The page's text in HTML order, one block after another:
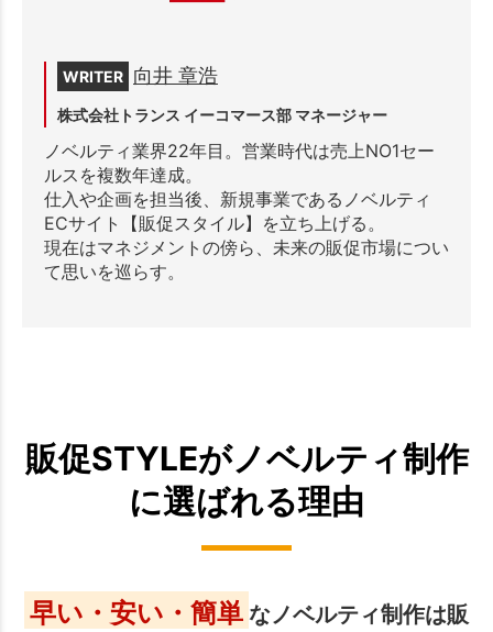
WRITER 向井 章浩
株式会社トランス イーコマース部 マネージャー
ノベルティ業界22年目。営業時代は売上NO1セー
ルスを複数年達成。
仕入や企画を担当後、新規事業であるノベルティ
ECサイト【販促スタイル】を立ち上げる。
現在はマネジメントの傍ら、未来の販促市場につい
て思いを巡らす。
販促STYLEがノベルティ制作
に選ばれる理由
早い・安い・簡単 なノベルティ制作は販